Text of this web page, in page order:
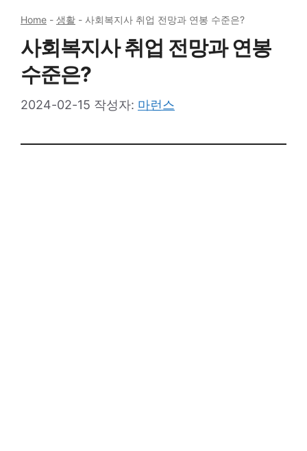
Home - 생활 - 사회복지사 취업 전망과 연봉 수준은?
사회복지사 취업 전망과 연봉
수준은?
2024-02-15 작성자: 마런스